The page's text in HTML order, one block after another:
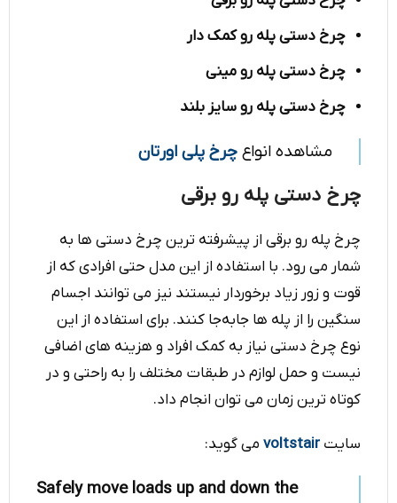
چرخ دستی پله رو کمک دار
چرخ دستی پله رو مینی
چرخ دستی پله رو سایز بلند
مشاهده انواع چرخ پلی اورتان
چرخ دستی پله رو برقی
چرخ پله رو برقی از پیشرفته ترین چرخ دستی ها به
شمار می رود. با استفاده از این مدل حتی افرادی که از
قوت و زور زیاد برخوردار نیستند نیز می توانند اجسام
سنگین را از پله ها جابه‌جا کنند. برای استفاده از این
نوع چرخ دستی نیاز به کمک افراد و هزینه های اضافی
نیست و حمل لوازم در طبقات مختلف را به راحتی و در
کوتاه ترین زمان می توان انجام داد.
سایت voltstair می گوید:
Safely move loads up and down the